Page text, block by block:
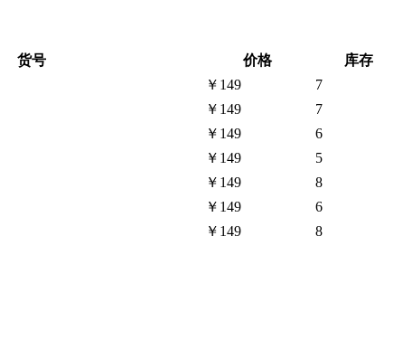
货号 价格
库存
￥149
7
￥149
7
￥149
6
￥149
5
￥149
8
￥149
6
￥149 8